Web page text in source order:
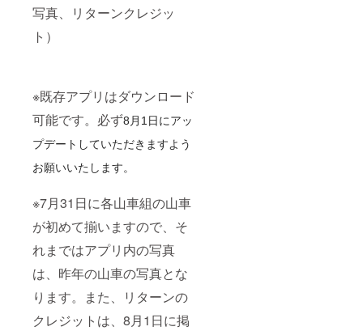
写真、リターンクレジッ
ト）
※既存アプリはダウンロード
可能です。必ず8月1日にアッ
プデートしていただきますよう
お願いいたします。
※7月31日に各山車組の山車
が初めて揃いますので、そ
れまではアプリ内の写真
は、昨年の山車の写真とな
ります。また、リターンの
クレジットは、8月1日に掲